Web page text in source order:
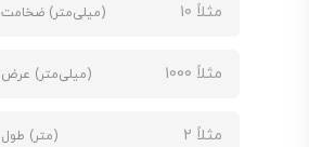
1.25
2.85
(میلی‌متر) ضخامت
(میلی‌متر) عرض
(متر) طول